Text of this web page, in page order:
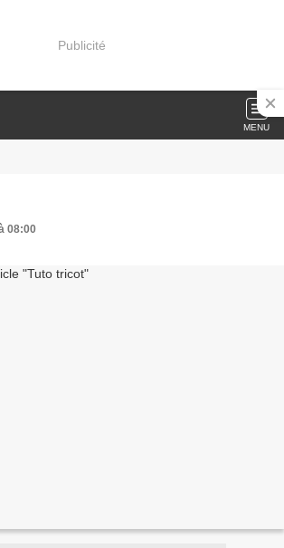
Publicité
MENU
08:00